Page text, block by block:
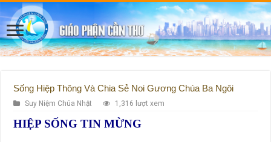
Sống Hiệp Thông Và Chia Sẻ Noi Gương Chúa Ba Ngôi
Suy Niệm Chúa Nhật 1,316 lượt xem
HIỆP SỐNG TIN MỪNG